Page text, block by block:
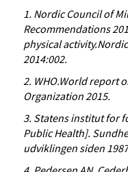
1. Nordic Council of
Recommendations
physical
2014:002.
2. WHO.World report
Organization 2015.
3. Statens institut for
Public Health].
udviklingen siden